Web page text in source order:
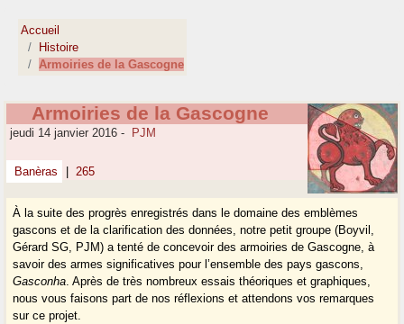
Accueil
Histoire
Armoiries de la Gascogne
Armoiries de la Gascogne
jeudi 14 janvier 2016 - PJM
Banèras 265
À la suite des progrès enregistrés dans le domaine des emblèmes
gascons et de la clarification des données, notre petit groupe (Boyvil,
Gérard SG, PJM) a tenté de concevoir des armoiries de Gascogne, à
savoir des armes significatives pour l’ensemble des pays gascons,
Gasconha. Après de très nombreux essais théoriques et graphiques,
nous vous faisons part de nos réflexions et attendons vos remarques
sur ce projet.